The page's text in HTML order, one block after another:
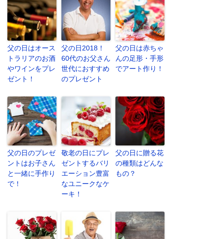
父の日はオース
トラリアのお酒
やワインをプレ
ゼント！
父の日2018！
60代のお父さん
世代におすすめ
のプレゼント
父の日は赤ちゃ
んの足形・手形
でアート作り！
父の日のプレゼ
ントはお子さん
と一緒に手作り
で！
敬老の日にプレ
ゼントするバリ
エーション豊富
なユニークなケ
ーキ！
父の日に贈る花
の種類はどんな
もの？